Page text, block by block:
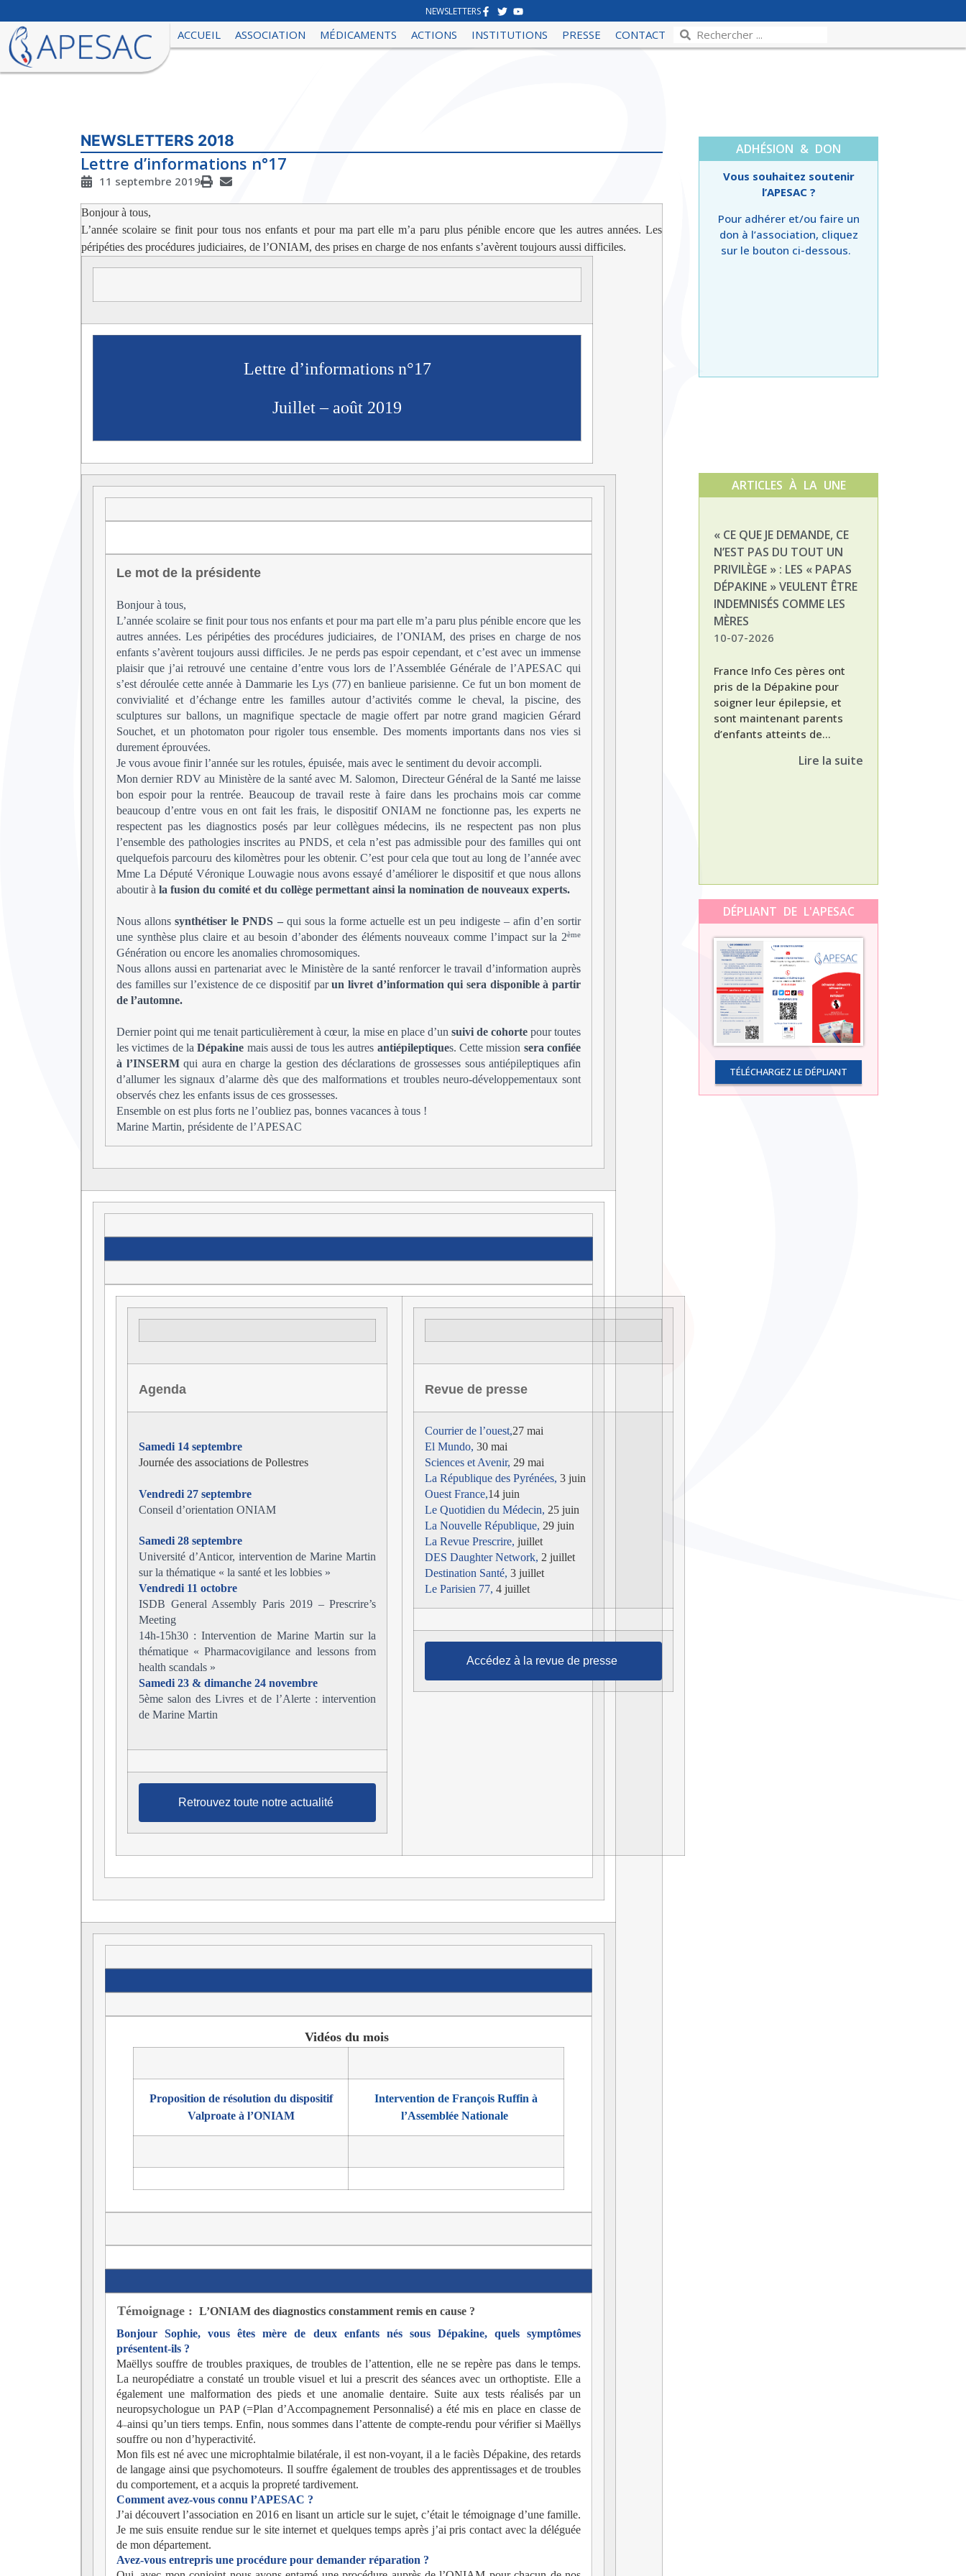
NEWSLETTERS
ACCUEIL ASSOCIATION MÉDICAMENTS ACTIONS INSTITUTIONS PRESSE CONTACT
NEWSLETTERS 2018
Lettre d’informations n°17
11 septembre 2019
Bonjour à tous,
L’année scolaire se finit pour tous nos enfants et pour ma part elle m’a paru plus pénible encore que les autres années. Les
péripéties des procédures judiciaires, de l’ONIAM, des prises en charge de nos enfants s’avèrent toujours aussi difficiles.
Lettre d’informations n°17
Juillet – août 2019
Le mot de la présidente
Bonjour à tous,
L’année scolaire se finit pour tous nos enfants et pour ma part elle m’a paru plus pénible encore que les
autres années. Les péripéties des procédures judiciaires, de l’ONIAM, des prises en charge de nos
enfants s’avèrent toujours aussi difficiles. Je ne perds pas espoir cependant, et c’est avec un immense
plaisir que j’ai retrouvé une centaine d’entre vous lors de l’Assemblée Générale de l’APESAC qui
s’est déroulée cette année à Dammarie les Lys (77) en banlieue parisienne. Ce fut un bon moment de
convivialité et d’échange entre les familles autour d’activités comme le cheval, la piscine, des
sculptures sur ballons, un magnifique spectacle de magie offert par notre grand magicien Gérard
Souchet, et un photomaton pour rigoler tous ensemble. Des moments importants dans nos vies si
durement éprouvées.
Je vous avoue finir l’année sur les rotules, épuisée, mais avec le sentiment du devoir accompli.
Mon dernier RDV au Ministère de la santé avec M. Salomon, Directeur Général de la Santé me laisse
bon espoir pour la rentrée. Beaucoup de travail reste à faire dans les prochains mois car comme
beaucoup d’entre vous en ont fait les frais, le dispositif ONIAM ne fonctionne pas, les experts ne
respectent pas les diagnostics posés par leur collègues médecins, ils ne respectent pas non plus
l’ensemble des pathologies inscrites au PNDS, et cela n’est pas admissible pour des familles qui ont
quelquefois parcouru des kilomètres pour les obtenir. C’est pour cela que tout au long de l’année avec
Mme La Député Véronique Louwagie nous avons essayé d’améliorer le dispositif et que nous allons
aboutir à la fusion du comité et du collège permettant ainsi la nomination de nouveaux experts.
Nous allonssynthétiser le PNDS – qui sous la forme actuelle est un peu indigeste – afin d’en sortir
une synthèse plus claire et au besoin d’abonder des éléments nouveaux comme l’impact sur la 2ème
Génération ou encore les anomalies chromosomiques.
Nous allons aussi en partenariat avec le Ministère de la santé renforcer le travail d’information auprès
des familles sur l’existence de ce dispositif parun livret d’information qui sera disponible à partir
de l’automne.
Dernier point qui me tenait particulièrement à cœur, la mise en place d’un suivi de cohortepour toutes
les victimes de laDépakine mais aussi de tous les autres antiépileptiques. Cette mission sera confiée
à l’INSERMqui aura en charge la gestion des déclarations de grossesses sous antiépileptiques afin
d’allumer les signaux d’alarme dès que des malformations et troubles neuro-développementaux sont
observés chez les enfants issus de ces grossesses.
Ensemble on est plus forts ne l’oubliez pas, bonnes vacances à tous !
Marine Martin, présidente de l’APESAC
Agenda
Samedi 14 septembre
Journée des associations de Pollestres
Vendredi 27 septembre
Conseil d’orientation ONIAM
Samedi 28 septembre
Université d’Anticor, intervention de Marine Martin
sur la thématique « la santé et les lobbies »
Vendredi 11 octobre
ISDB General Assembly Paris 2019 – Prescrire’s
Meeting
14h-15h30 : Intervention de Marine Martin sur la
thématique « Pharmacovigilance and lessons from
health scandals »
Samedi 23 & dimanche 24 novembre
5ème salon des Livres et de l’Alerte : intervention
de Marine Martin
Retrouvez toute notre actualité
Revue de presse
Courrier de l’ouest,27 mai
El Mundo, 30 mai
Sciences et Avenir, 29 mai
La République des Pyrénées, 3 juin
Ouest France,14 juin
Le Quotidien du Médecin, 25 juin
La Nouvelle République, 29 juin
La Revue Prescrire, juillet
DES Daughter Network, 2 juillet
Destination Santé, 3 juillet
Le Parisien 77, 4 juillet
Accédez à la revue de presse
Vidéos du mois
Proposition de résolution du dispositif
Valproate à l’ONIAM
Intervention de François Ruffin à
l’Assemblée Nationale
Témoignage : L’ONIAM des diagnostics constamment remis en cause ?
Bonjour Sophie, vous êtes mère de deux enfants nés sous Dépakine, quels symptômes
présentent-ils ?
Maëllys souffre de troubles praxiques, de troubles de l’attention, elle ne se repère pas dans le temps.
La neuropédiatre a constaté un trouble visuel et lui a prescrit des séances avec un orthoptiste. Elle a
également une malformation des pieds et une anomalie dentaire. Suite aux tests réalisés par un
neuropsychologue un PAP (=Plan d’Accompagnement Personnalisé) a été mis en place en classe de
4 èmeainsi qu’un tiers temps. Enfin, nous sommes dans l’attente de compte-rendu pour vérifier si Maëllys
souffre ou non d’hyperactivité.
Mon fils est né avec une microphtalmie bilatérale, il est non-voyant, il a le faciès Dépakine, des retards
de langage ainsi que psychomoteurs. Il souffre également de troubles des apprentissages et de troubles
du comportement, et a acquis la propreté tardivement.
Comment avez-vous connu l’APESAC ?
J’ai découvert l’association en 2016 en lisant un article sur le sujet, c’était le témoignage d’une famille.
Je me suis ensuite rendue sur le site internet et quelques temps après j’ai pris contact avec la déléguée
de mon département.
Avez-vous entrepris une procédure pour demander réparation ?
ADHÉSION & DON
Vous souhaitez soutenir
l’APESAC ?
Pour adhérer et/ou faire un
don à l’association, cliquez
sur le bouton ci-dessous.
ARTICLES À LA UNE
« CE QUE JE DEMANDE, CE
N’EST PAS DU TOUT UN
PRIVILÈGE » : LES « PAPAS
DÉPAKINE » VEULENT ÊTRE
INDEMNISÉS COMME LES
MÈRES
10-07-2026
France Info Ces pères ont
pris de la Dépakine pour
soigner leur épilepsie, et
sont maintenant parents
d’enfants atteints de...
Lire la suite
DÉPLIANT DE L'APESAC
TÉLÉCHARGEZ LE DÉPLIANT